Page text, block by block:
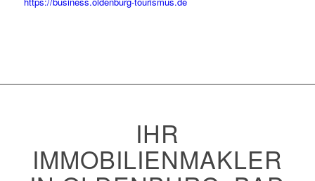
IHR
IMMOBILIENMAKLER